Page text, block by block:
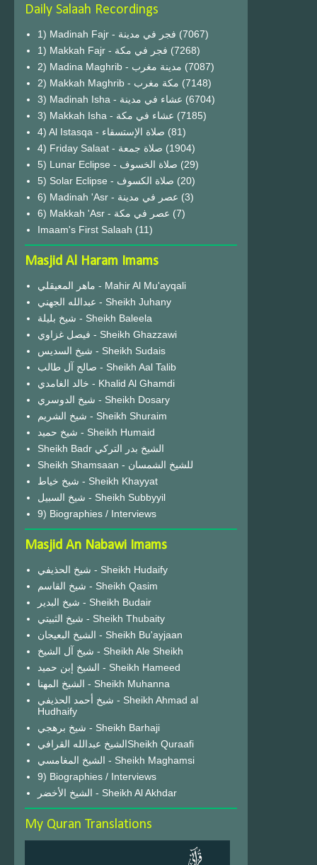
Daily Salaah Recordings
1) Madinah Fajr - فجر في مدينة (7067)
1) Makkah Fajr - فجر في مكة (7268)
2) Madina Maghrib - مدينة مغرب (7087)
2) Makkah Maghrib - مكة مغرب (7148)
3) Madinah Isha - عشاء في مدينة (6704)
3) Makkah Isha - عشاء في مكة (7185)
4) Al Istasqa - صلاة الإستسقاء (81)
4) Friday Salaat - صلاة جمعة (1904)
5) Lunar Eclipse - صلاة الخسوف (29)
(20)
6) Madinah 'Asr - عصر في مدينة (3)
6) Makkah 'Asr - عصر في مكة (7)
Imaam's First Salaah (11)
Masjid Al Haram Imams
ماهر المعيقلي - Mahir Al Mu'ayqali
عبدالله الجهني - Sheikh Juhany
شيخ بليلة - Sheikh Baleela
فيصل غزاوي - Sheikh Ghazzawi
شيخ السديس - Sheikh Sudais
صالح آل طالب - Sheikh Aal Talib
خالد الغامدي - Khalid Al Ghamdi
شيخ الدوسري - Sheikh Dosary
شيخ الشريم - Sheikh Shuraim
شيخ حميد - Sheikh Humaid
Sheikh Badr الشيخ بدر التركي
Sheikh Shamsaan - للشيخ الشمسان
شيخ خياط - Sheikh Khayyat
شيخ السبيل - Sheikh Subbyyil
9) Biographies / Interviews
Masjid An Nabawi Imams
شيخ الحذيفي - Sheikh Hudaify
شيخ القاسم - Sheikh Qasim
شيخ البدير - Sheikh Budair
شيخ الثبيتي - Sheikh Thubaity
الشيخ البعيجان - Sheikh Bu'ayjaan
شيخ آل الشيخ - Sheikh Ale Sheikh
الشيخ إبن حميد - Sheikh Hameed
الشيخ المهنا - Sheikh Muhanna
شيخ أحمد الحذيفي - Sheikh Ahmad al
Hudhaify
شيخ برهجي - Sheikh Barhaji
الشيخ عبدالله القرافيSheikh Quraafi
الشيخ المغامسي - Sheikh Maghamsi
9) Biographies / Interviews
الشيخ الأخضر - Sheikh Al Akhdar
My Quran Translations